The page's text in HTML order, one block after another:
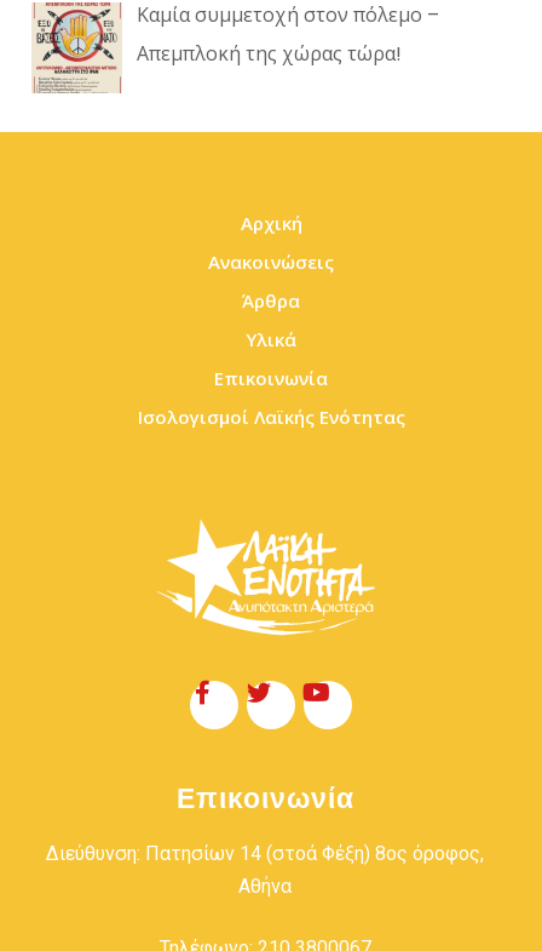
Καμία συμμετοχή στον πόλεμο –
Απεμπλοκή της χώρας τώρα!
Αρχική
Ανακοινώσεις
Άρθρα
Υλικά
Επικοινωνία
Ισολογισμοί Λαϊκής Ενότητας
Επικοινωνία
Διεύθυνση: Πατησίων 14 (στοά Φέξη) 8ος όροφος,
Αθήνα